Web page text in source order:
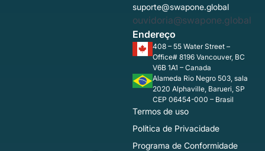
suporte@swapone.global
ouvidoria@swapone.global
Endereço
408 – 55 Water Street –
Office# 8196 Vancouver, BC
V6B 1A1 – Canada
Alameda Rio Negro 503, sala
2020 Alphaville, Barueri, SP
CEP 06454-000 – Brasil
Termos de uso
Política de Privacidade
Programa de Conformidade